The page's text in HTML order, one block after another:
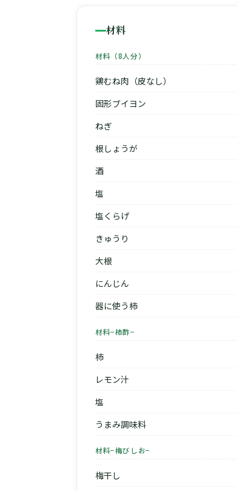
材料
材料（8人分）
鶏むね肉（皮なし）
固形ブイヨン
ねぎ
根しょうが
酒
塩
塩くらげ
きゅうり
大根
にんじん
器に使う柿
材料−柿酢−
柿
レモン汁
塩
うまみ調味料
材料−梅びしお−
梅干し